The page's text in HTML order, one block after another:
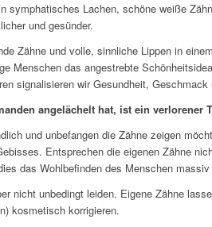
symphatisches Lachen, schöne weiße
und gesünder.
Zähne und volle, sinnliche Lippen in
Menschen das angestrebte
signalisieren wir Gesundheit, Geschmack
angelächelt hat, ist ein verlorener
und unbefangen die Zähne zeigen
Entsprechen die eigenen Zähne
das Wohlbefinden des Menschen
nicht unbedingt leiden. Eigene Zähne
kosmetisch korrigieren.